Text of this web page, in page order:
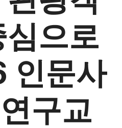
으로
문사
구교